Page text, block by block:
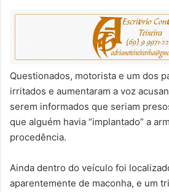
Questionados, motorista e um dos
irritados e aumentaram a voz
serem informados que seriam
que alguém havia “implantado” a
procedência.
Ainda dentro do veículo foi
aparentemente de maconha, e um